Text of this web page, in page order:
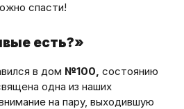
спасти!
есть?»
в дом №100, состоянию
одна из наших
на пару, выходившую